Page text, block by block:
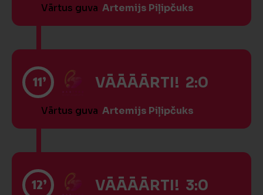
Vārtus guva Artemijs Piļipčuks
11’ VĀĀĀĀRTI! 2:0
Vārtus guva Artemijs Piļipčuks
12’ VĀĀĀĀRTI! 3:0